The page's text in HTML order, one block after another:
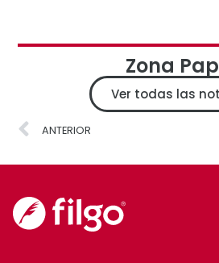
Zona
Ver todas las
ANTERIOR